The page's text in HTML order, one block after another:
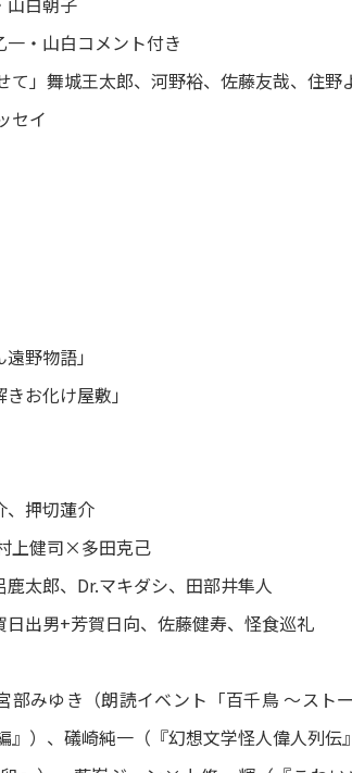
・山白コメント付き
て」舞城王太郎、河野裕、佐藤友哉、住野
セイ
野物語」
お化け屋敷」
、押切蓮介
上健司×多田克己
太郎、Dr.マキダシ、田部井隼人
出男+芳賀日向、佐藤健寿、怪食巡礼
みゆき（朗読イベント「百千鳥 ～スト
』）、礒崎純一（『幻想文学怪人偉人列